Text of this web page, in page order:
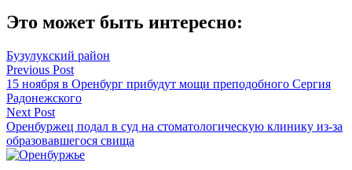
Это может быть интересно:
Бузулукский район
Навигация
по
записям
Previous Post
15 ноября в Оренбург прибудут мощи преподобного Сергия
Радонежского
Next Post
Оренбуржец подал в суд на стоматологическую клинику из-за
образовавшегося свища